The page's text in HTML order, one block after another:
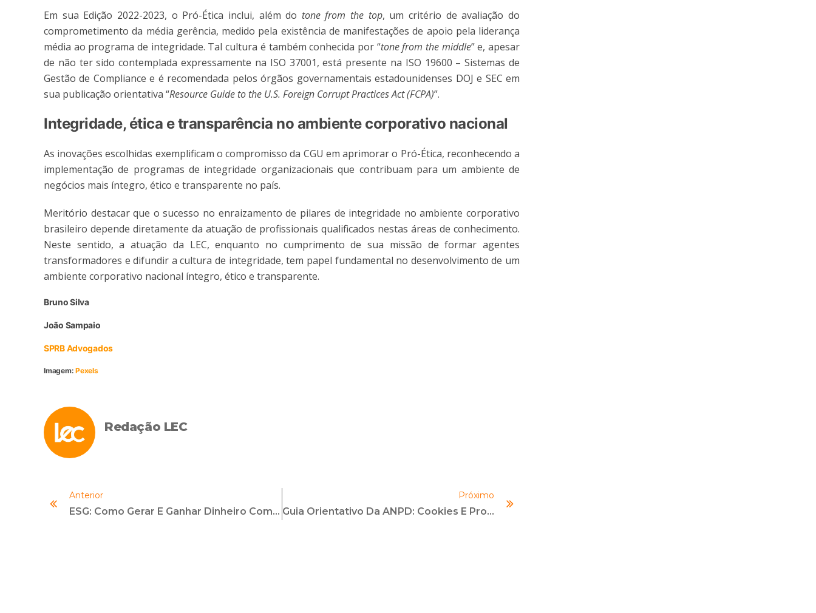
Em sua Edição 2022-2023, o Pró-Ética inclui, além do tone from the top, um critério de avaliação do
comprometimento da média gerência, medido pela existência de manifestações de apoio pela liderança
média ao programa de integridade. Tal cultura é também conhecida por “tone from the middle” e, apesar
de não ter sido contemplada expressamente na ISO 37001, está presente na ISO 19600 – Sistemas de
Gestão de Compliance e é recomendada pelos órgãos governamentais estadounidenses DOJ e SEC em
sua publicação orientativa “Resource Guide to the U.S. Foreign Corrupt Practices Act (FCPA)”.
Integridade, ética e transparência no ambiente corporativo nacional
As inovações escolhidas exemplificam o compromisso da CGU em aprimorar o Pró-Ética, reconhecendo a
implementação de programas de integridade organizacionais que contribuam para um ambiente de
negócios mais íntegro, ético e transparente no país.
Meritório destacar que o sucesso no enraizamento de pilares de integridade no ambiente corporativo
brasileiro depende diretamente da atuação de profissionais qualificados nestas áreas de conhecimento.
Neste sentido, a atuação da LEC, enquanto no cumprimento de sua missão de formar agentes
transformadores e difundir a cultura de integridade, tem papel fundamental no desenvolvimento de um
ambiente corporativo nacional íntegro, ético e transparente.
Bruno Silva
João Sampaio
SPRB Advogados
Imagem:Pexels
Redação LEC
Anterior
ESG: Como Gerar E Ganhar Dinheiro Com Ele?
Próximo
Guia Orientativo Da ANPD: Cookies E Proteção De Dados Pessoais